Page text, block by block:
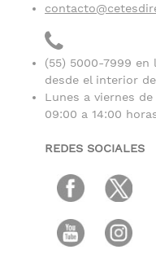
(55) 5000-7999 en
desde el interior
Lunes a viernes
09:00 a 14:00
REDES SOCIALES